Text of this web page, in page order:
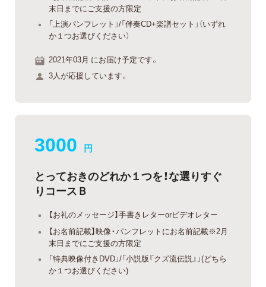
末日までにご支援の方限定
「上演パンフレット」/「伴奏CD+楽譜セット」（いずれ
か１つお選びください）
2021年03月 にお届け予定です。
3人が応援しています。
3000 円
とっておきのどれか１つを！な選りすぐ
りコースＢ
【お礼のメッセージ】手書きレターorビデオレター
【お名前記載】映像・パンフレットにお名前記載※2月
末日までにご支援の方限定
「特典映像付きDVD」/「小説版『クズ流伝説』」(どちら
か１つお選びください)